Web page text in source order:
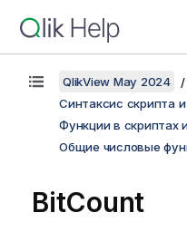
QlikView May 2024
Синтаксис скрипта
Функции в скриптах
Общие числовые
BitCount